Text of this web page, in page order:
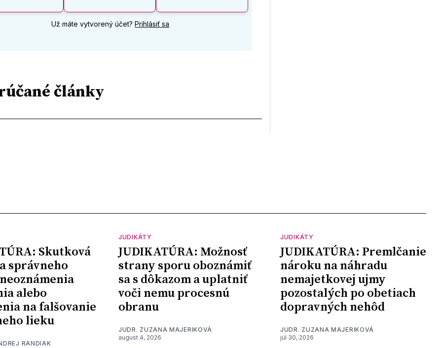
Už máte vytvorený účet?Prihlásiť sa
články
Skutková
správneho
alebo
na falšovanie
lieku
RANDIAK
JUDIKÁTY
JUDIKATÚRA: Možnosť
strany sporu oboznámiť
sa s dôkazom a uplatniť
voči nemu procesnú
obranu
JUDR. ZUZANA MAJERIKOVÁ
august 4, 2026
JUDIKÁTY
JUDIKATÚRA: Premlčanie
nároku na náhradu
nemajetkovej ujmy
pozostalých po obetiach
dopravných nehôd
JUDR. ZUZANA MAJERIKOVÁ
júl 30, 2026